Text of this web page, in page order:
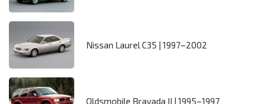
Nissan Laurel C35 | 1997–2002
Oldsmobile Bravada II | 1995–1997